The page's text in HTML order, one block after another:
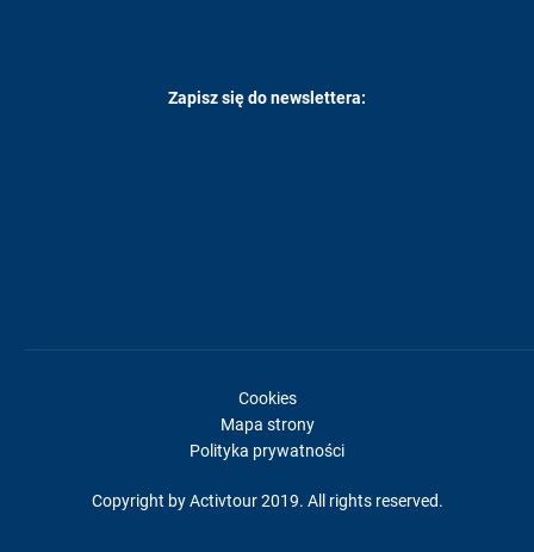
Zapisz się do newslettera:
Cookies
Mapa strony
Polityka prywatności
Copyright by Activtour 2019. All rights reserved.